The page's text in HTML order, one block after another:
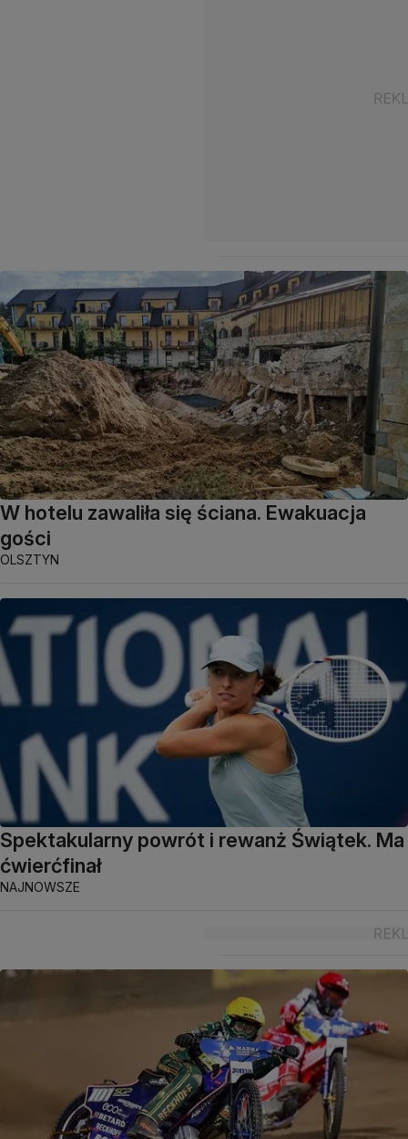
W hotelu zawaliła się ściana. Ewakuacja
gości
OLSZTYN
Spektakularny powrót i rewanż Świątek. Ma
ćwierćfinał
NAJNOWSZE